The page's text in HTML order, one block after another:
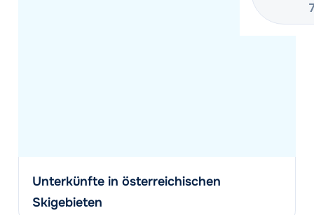
Unterkünfte in österreichischen
Skigebieten